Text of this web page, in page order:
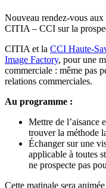
Nouveau rendez-vous
CITIA – CCI sur la
CITIA et la CCI Haute-
Image Factory, pour une
commerciale : même pas
relations commerciales.
Au programme :
Mettre de l’aisance
trouver la méthode
Échanger sur une
applicable à toutes
ne prospecte pas
Cette matinale sera